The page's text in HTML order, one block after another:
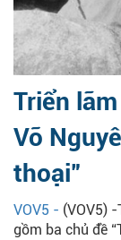
Triển
Võ
thoại”
VOV5 - (VOV5)
gồm ba chủ đề